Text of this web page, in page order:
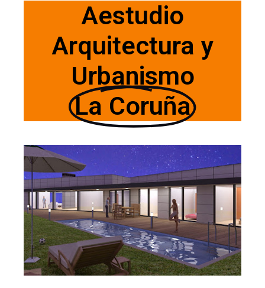
Aestudio
Arquitectura y
Urbanismo
La Coruña